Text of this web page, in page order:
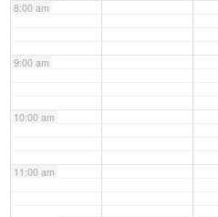
8:00 am
9:00 am
10:00 am
11:00 am